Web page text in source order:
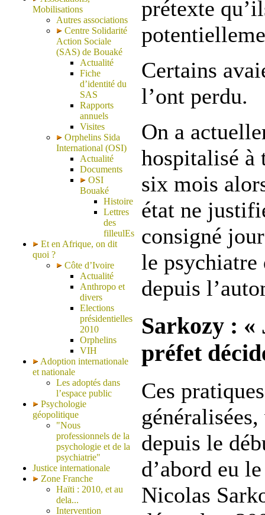
Mobilisations
Autres associations
Centre Solidarité
Action Sociale
(SAS) de Bouaké
Actualité
Fiche
d’identité du
SAS
Rapports
annuels
Visites
Orphelins Sida
International (OSI)
Actualité
Documents
OSI
Bouaké
Histoire
Lettres
des
filleulEs
Et en Afrique, on dit
quoi ?
Côte d’Ivoire
Actualité
Anthropo et
divers
Elections
présidentielles
2010
Orphelins
VIH
Adoption internationale
et nationale
Les adoptés dans
l’espace public
Psychologie
géopolitique
"Nous
professionnels de la
psychologie et de la
psychiatrie"
Justice internationale
Zone Franche
Haïti : 2010, et au
dela...
Intervention
prétexte
Certains
l’ont perdu.
On a
hospitalisé à
six mois
état ne
consigné
le
depuis
Sarkozy : «
préfet
Ces
depuis le
d’abord eu
Nicolas